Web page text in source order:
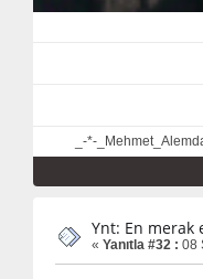
_-*-
Ynt: En merak
« Yanıtla #32 : 08